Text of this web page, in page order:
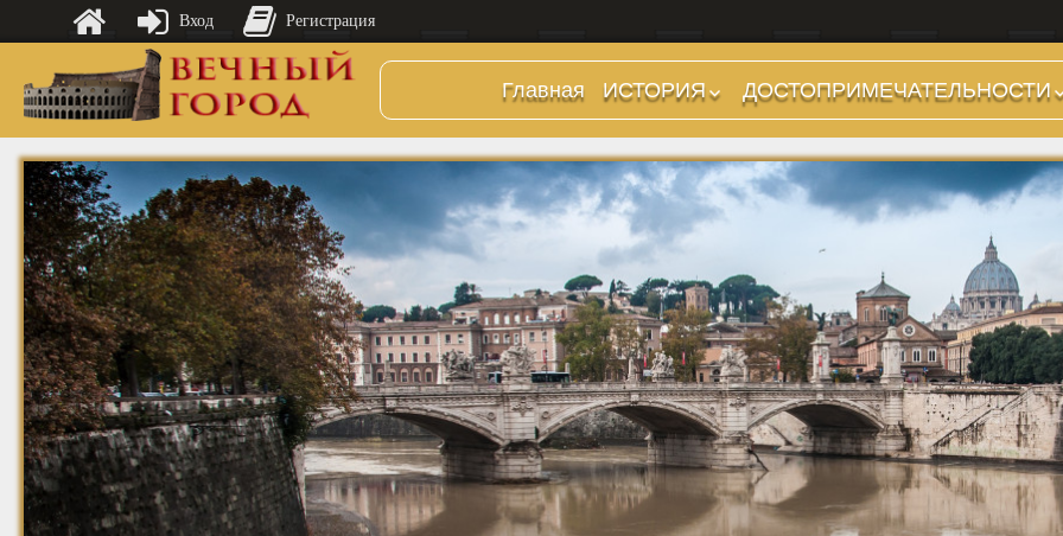
Главная
ИСТОРИЯ
Предыстория
Царский период
(753-509 гг до н.э.)
Ранняя Республика
(509-265 гг до н.э.)
Поздняя Республика
(264-27 гг до н.э.)
Империя. Принципат
(27 г до н.э. — 284 г
н.э.)
Империя. Доминат
(284-476 гг)
Темные Века. Готы
Темные Века.
Экзархат
ДОСТОПРИМЕЧАТЕЛЬНОСТИ
Холмы и остров.
Районы
Форумы, Площади,
Дороги
Стадионы, Термы
Музеи
Дохристианские
храмы
Христианские храмы,
базилики etc.
Дворцы
Арки, колонны и
обелиски
Фонтаны
Вход Регистрация